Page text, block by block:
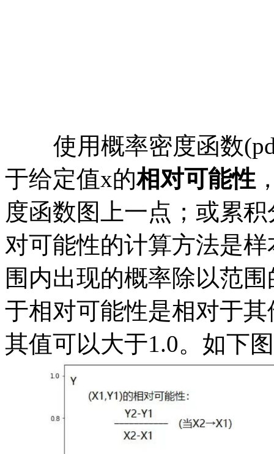
使用概率密度函数
于给定值x的相对可能性
度函数图上一点；或累
对可能性的计算方法是
围内出现的概率除以范
于相对可能性是相对于
其值可以大于1.0。如下